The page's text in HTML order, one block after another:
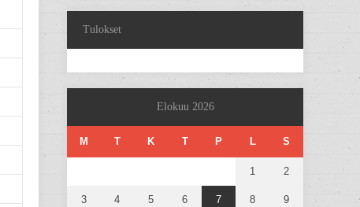
Tulokset
Elokuu 2026
M T K T P L S
1 2
3 4 5 6 7 8 9